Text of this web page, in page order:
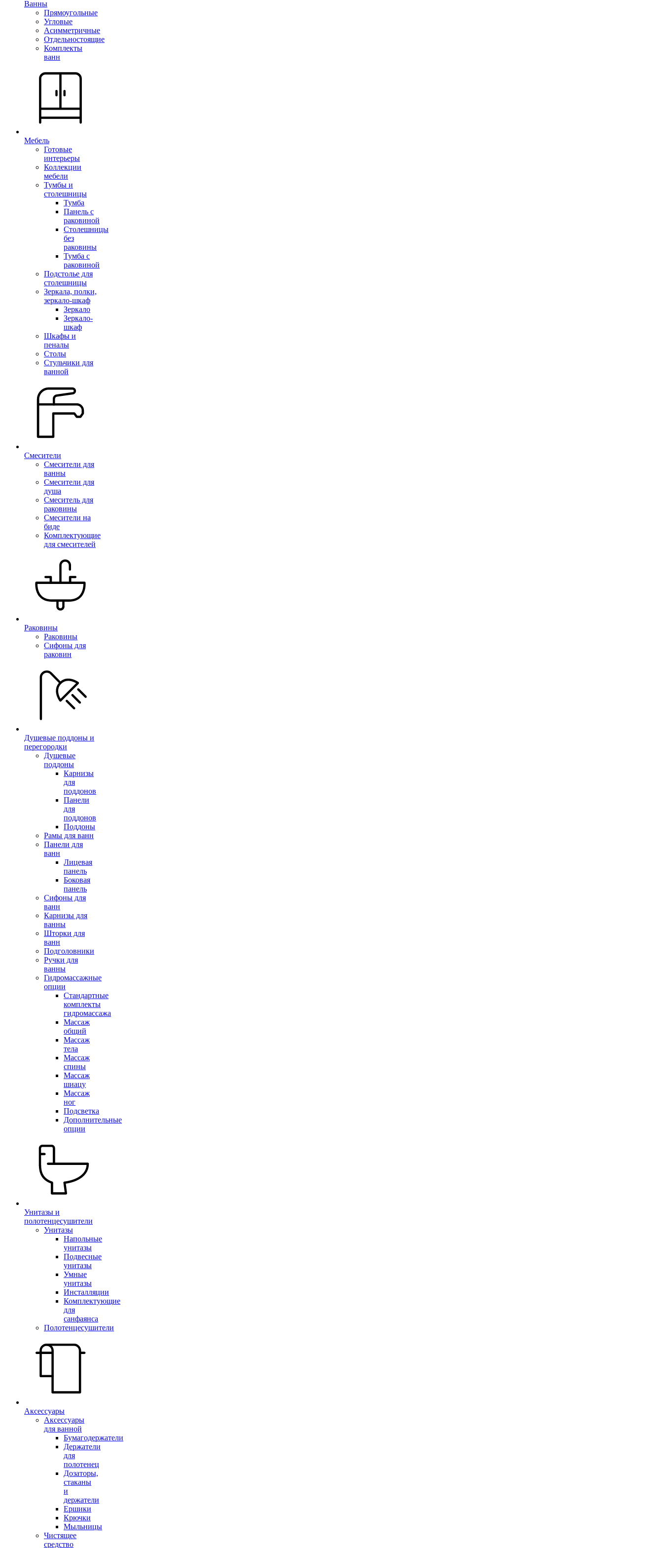
Ванны
Прямоугольные
Угловые
Асимметричные
Отдельностоящие
Комплекты
ванн
Мебель
Готовые
интерьеры
Коллекции
мебели
Тумбы и
столешницы
Тумба
Панель с
раковиной
Столешницы
без
раковины
Тумба с
раковиной
Подстолье для
столешницы
Зеркала, полки,
зеркало-шкаф
Зеркало
Зеркало-
шкаф
Шкафы и
пеналы
Столы
Стульчики для
ванной
Смесители
Смесители для
ванны
Смесители для
душа
Смеситель для
раковины
Смесители на
биде
Комплектующие
для смесителей
Раковины
Раковины
Сифоны для
раковин
Душевые поддоны и
перегородки
Душевые
поддоны
Карнизы
для
поддонов
Панели
для
поддонов
Поддоны
Рамы для ванн
Панели для
ванн
Лицевая
панель
Боковая
панель
Сифоны для
ванн
Карнизы для
ванны
Шторки для
ванн
Подголовники
Ручки для
ванны
Гидромассажные
опции
Стандартные
комплекты
гидромассажа
Массаж
общий
Массаж
тела
Массаж
спины
Массаж
шиацу
Массаж
ног
Подсветка
Дополнительные
опции
Унитазы и
полотенцесушители
Унитазы
Напольные
унитазы
Подвесные
унитазы
Умные
унитазы
Инсталляции
Комплектующие
для
санфаянса
Полотенцесушители
Аксессуары
Аксессуары
для ванной
Бумагодержатели
Держатели
для
полотенец
Дозаторы,
стаканы
и
держатели
Ершики
Крючки
Мыльницы
Чистящее
средство